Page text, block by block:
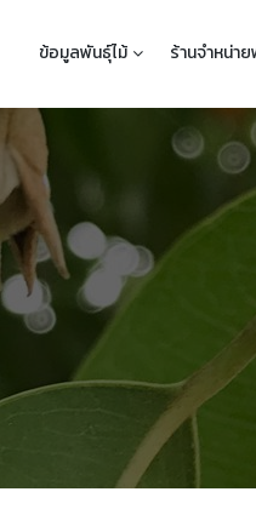
ข้อมูลพันธุ์ไม้ ร้านจำหน่า